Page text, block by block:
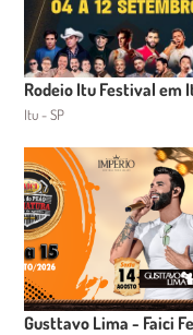
Rodeio Itu Festival em
Itu - SP
Gusttavo Lima - Faici